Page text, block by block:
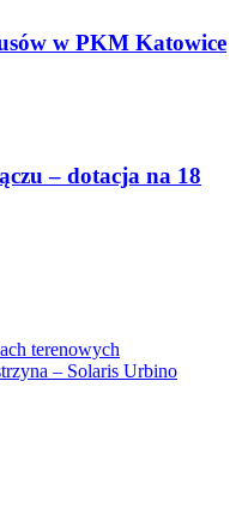
w PKM Katowice
– dotacja na 18
terenowych
– Solaris Urbino